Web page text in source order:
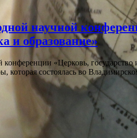
научной
и образование»
«Церковь,
состоялась во